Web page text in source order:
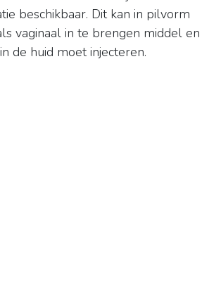
beschikbaar. Dit kan in pilvorm
vaginaal in te brengen middel en
de huid moet injecteren.